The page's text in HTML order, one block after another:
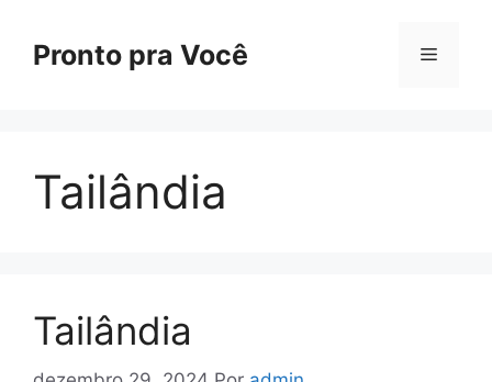
Pronto pra Você
Tailândia
Tailândia